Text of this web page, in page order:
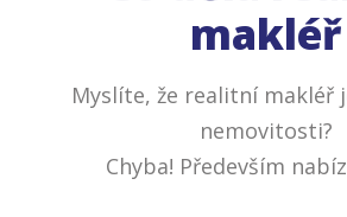
makléř
Myslíte, že realitní makléř
nemovitosti?
Chyba! Především